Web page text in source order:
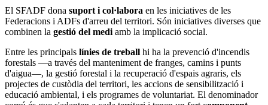
El SFADF dona suport i col·labora en les iniciatives de les
Federacions i ADFs d'arreu del territori. Són iniciatives diverses que
combinen la gestió del mediamb la implicació social.
Entre les principals línies de treball hi ha la prevenció d'incendis
forestals —a través del manteniment de franges, camins i punts
d'aigua—, la gestió forestal i la recuperació d'espais agraris, els
projectes de custòdia del territori, les accions de sensibilització i
educació ambiental, i els programes de voluntariat. El denominador